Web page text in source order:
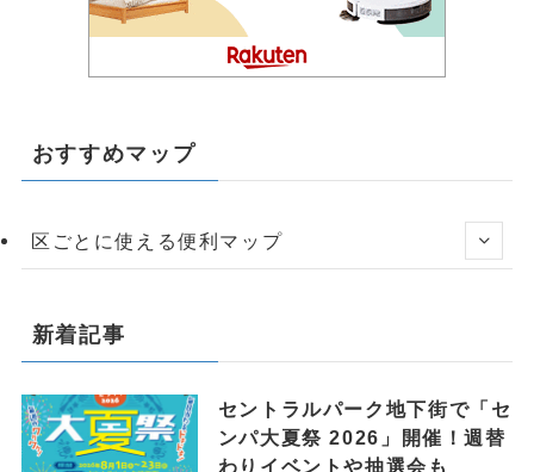
おすすめマップ
区ごとに使える便利マップ
新着記事
セントラルパーク地下街で「セ
ンパ大夏祭 2026」開催！週替
わりイベントや抽選会も